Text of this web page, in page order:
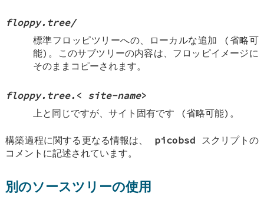
floppy.tree/
標準フロッピツリーへの、ローカルな追加 (省略可
能)。このサブツリーの内容は、フロッピイメージに
そのままコピーされます。
floppy.tree. < site-name>
上と同じですが、サイト固有です (省略可能)。
構築過程に関する更なる情報は、 picobsd スクリプトの
コメントに記述されています。
別のソースツリーの使用